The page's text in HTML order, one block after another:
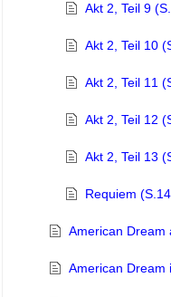
Akt 2, Teil 9
Akt 2, Teil 10
Akt 2, Teil 11
Akt 2, Teil 12
Akt 2, Teil 13
Requiem
American Dream
American Dream